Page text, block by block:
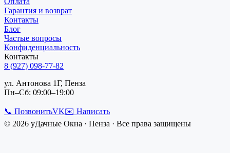
Гарантия и возврат
Контакты
Блог
Частые вопросы
Конфиденциальность
Контакты
8 (927) 098-77-82
ул. Антонова 1Г, Пенза
Пн–Сб: 09:00–19:00
📞 ПозвонитьVK✉️ Написать
© 2026 уДачные Окна · Пенза · Все права защищены